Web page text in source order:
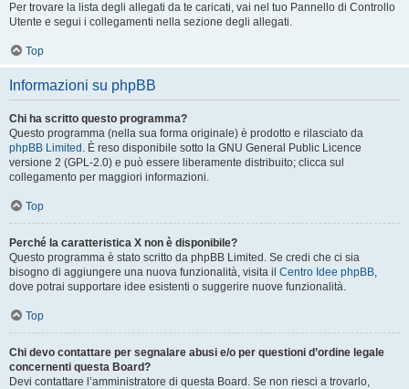
Per trovare la lista degli allegati da te caricati, vai nel tuo Pannello di Controllo
Utente e segui i collegamenti nella sezione degli allegati.
Top
Informazioni su phpBB
Chi ha scritto questo programma?
Questo programma (nella sua forma originale) è prodotto e rilasciato da
phpBB Limited . È reso disponibile sotto la GNU General Public Licence
versione 2 (GPL-2.0) e può essere liberamente distribuito; clicca sul
collegamento per maggiori informazioni.
Top
Perché la caratteristica X non è disponibile?
Questo programma è stato scritto da phpBB Limited. Se credi che ci sia
bisogno di aggiungere una nuova funzionalità, visita il Centro Idee phpBB,
dove potrai supportare idee esistenti o suggerire nuove funzionalità.
Top
Chi devo contattare per segnalare abusi e/o per questioni d’ordine legale
concernenti questa Board?
Devi contattare l’amministratore di questa Board. Se non riesci a trovarlo,